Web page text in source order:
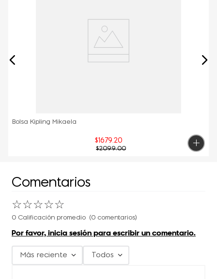
Bolsa Kipling Mikaela
$1679.20
$2099.00
Comentarios
☆☆☆☆☆
0 Calificación promedio (0 comentarios)
Por favor, inicia sesión para escribir un comentario.
Más reciente Todos